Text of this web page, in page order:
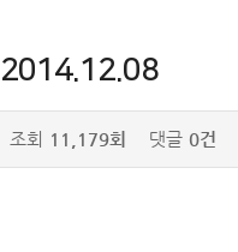
2014.12.08
조회 11,179회 댓글 0건